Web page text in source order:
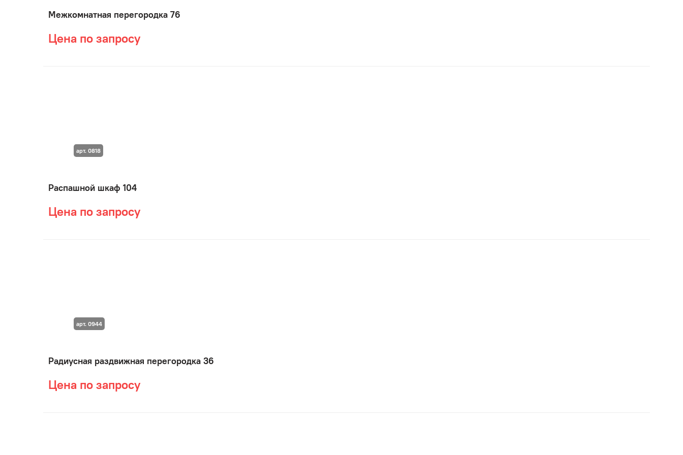
Межкомнатная перегородка 76
Цена по запросу
Распашной шкаф 104
Цена по запросу
арт. 0818
Радиусная раздвижная перегородка 36
Цена по запросу
арт. 0944